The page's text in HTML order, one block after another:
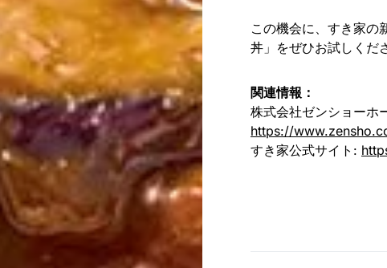
この機会に、すき家の
丼」をぜひお試しくだ
関連情報：
株式会社ゼンショーホ
https://
すき家公式サイト: